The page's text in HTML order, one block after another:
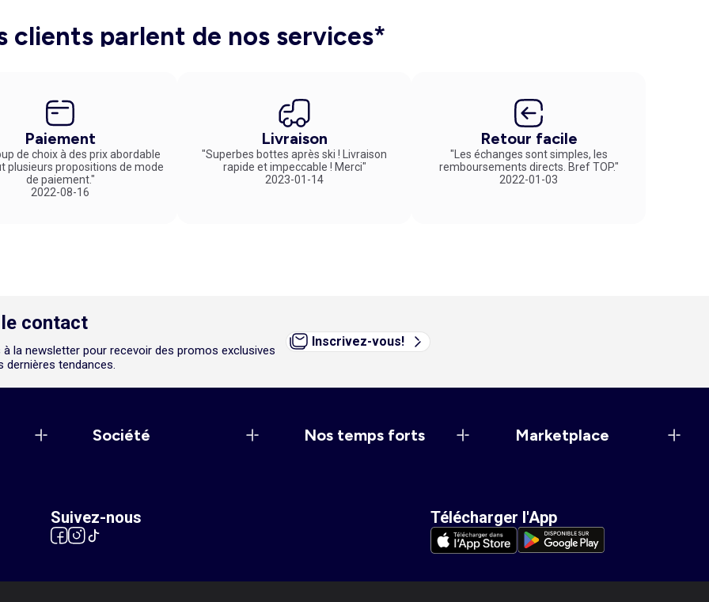
clients parlent de nos services*
Paiement
de choix à des prix abordable
plusieurs propositions de mode
de paiement."
2022-08-16
Livraison
"Superbes bottes après ski ! Livraison
rapide et impeccable ! Merci"
2023-01-14
Retour facile
"Les échanges sont simples, les
remboursements directs. Bref TOP."
2022-01-03
contact
la newsletter pour recevoir des promos exclusives
dernières tendances.
Inscrivez-vous!
Société Nos temps forts Marketplace
Suivez-nous Télécharger l'App